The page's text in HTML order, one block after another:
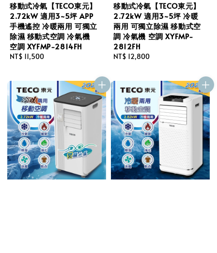
移動式冷氣【TECO東元】
2.72kW 適用3~5坪 APP
手機遙控 冷暖兩用 可獨立
除濕 移動式空調 冷氣機
空調 XYFMP-2814FH
Regular
NT$ 11,500
移動式冷氣【TECO東元】
2.72kW 適用3~5坪 冷暖
兩用 可獨立除濕 移動式空
調 冷氣機 空調 XYFMP-
2812FH
Regular
NT$ 12,800